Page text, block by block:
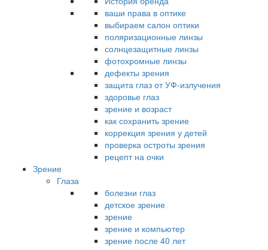
ваши права в оптике
выбираем салон оптики
поляризационные линзы
солнцезащитные линзы
фотохромные линзы
дефекты зрения
защита глаз от УФ-излучения
здоровье глаз
зрение и возраст
как сохранить зрение
коррекция зрения у детей
проверка остроты зрения
рецепт на очки
Зрение
Глаза
болезни глаз
детское зрение
зрение
зрение и компьютер
зрение после 40 лет